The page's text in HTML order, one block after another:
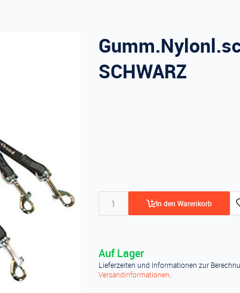
SCHWARZ
In den Warenkorb
Auf Lager
Lieferzeiten und Informationen zur
Versandinformationen